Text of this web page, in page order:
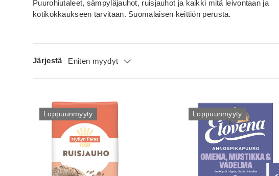
Puurohiutaleet, sämpyläjauhot, ruisjauhot ja kaikki mitä leivontaan ja
kotikokkaukseen tarvitaan. Suomalaisen keittiön perusta.
Järjestä Eniten myydyt
Loppuunmyyty Loppuunmyyty